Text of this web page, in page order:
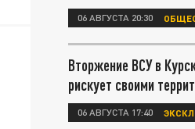
06 АВГУСТА 20:30
Вторжение ВСУ в
рискует своими
06 АВГУСТА 17:40